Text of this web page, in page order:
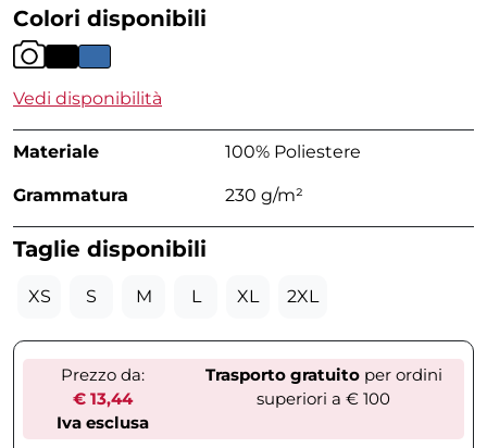
Colori disponibili
Vedi disponibilità
Materiale 100% Poliestere
Grammatura 230 g/m²
Taglie disponibili
XS S M L XL 2XL
Prezzo da:
€ 13,44
Iva esclusa
Trasporto gratuitoper ordini
superiori a € 100